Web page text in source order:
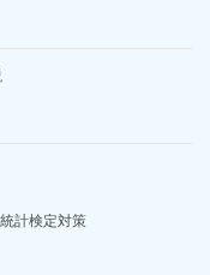
統計検定対策